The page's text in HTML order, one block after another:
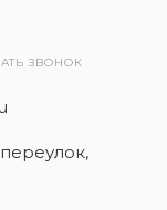
ЗВОНОК